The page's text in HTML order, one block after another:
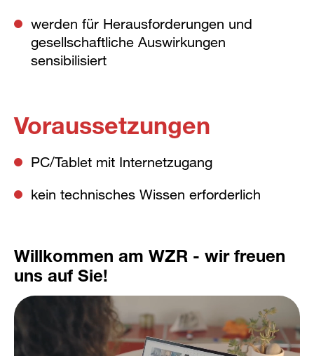
werden für Herausforderungen und
gesellschaftliche Auswirkungen
sensibilisiert
Voraussetzungen
PC/Tablet mit Internetzugang
kein technisches Wissen erforderlich
Willkommen am WZR - wir freuen
uns auf Sie!